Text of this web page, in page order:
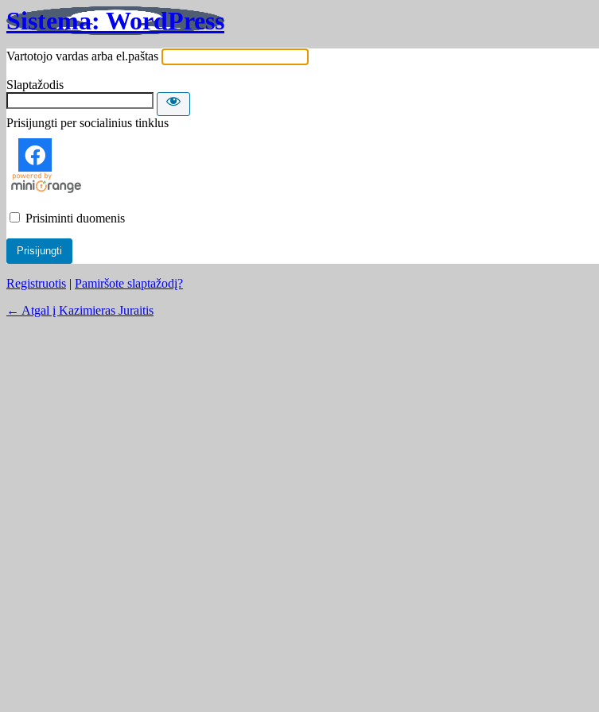
Sistema: WordPress
Vartotojo vardas arba el.paštas
Slaptažodis
Prisijungti per socialinius tinklus
Prisiminti duomenis
Registruotis | Pamiršote slaptažodį?
← Atgal į Kazimieras Juraitis